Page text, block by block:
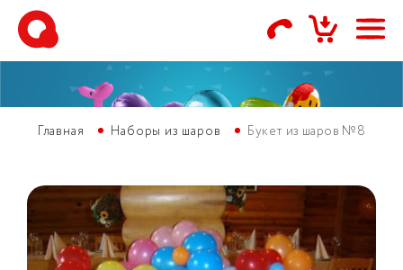
Главная Наборы из шаров Букет из шаров №8